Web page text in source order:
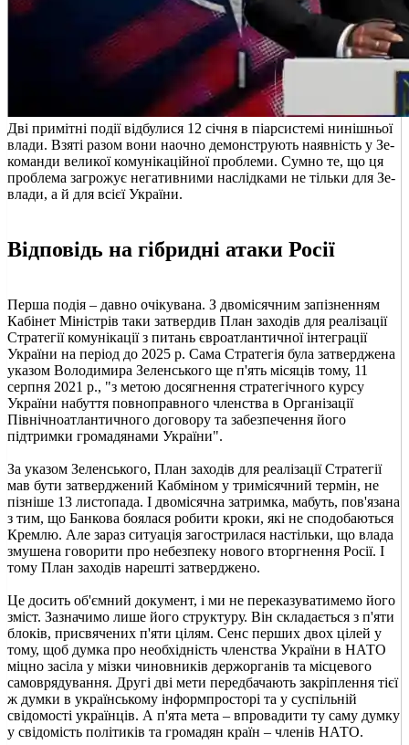
Дві примітні події відбулися 12 січня в піарсистемі нинішньої
влади. Взяті разом вони наочно демонструють наявність у Зе-
команди великої комунікаційної проблеми. Сумно те, що ця
проблема загрожує негативними наслідками не тільки для Зе-
влади, а й для всієї України.
Відповідь на гібридні атаки Росії
Перша подія – давно очікувана. З двомісячним запізненням
Кабінет Міністрів таки затвердив План заходів для реалізації
Стратегії комунікації з питань євроатлантичної інтеграції
України на період до 2025 р. Сама Стратегія була затверджена
указом Володимира Зеленського ще п'ять місяців тому, 11
серпня 2021 р., "з метою досягнення стратегічного курсу
України набуття повноправного членства в Організації
Північноатлантичного договору та забезпечення його
підтримки громадянами України".
За указом Зеленського, План заходів для реалізації Стратегії
мав бути затверджений Кабміном у тримісячний термін, не
пізніше 13 листопада. І двомісячна затримка, мабуть, пов'язана
з тим, що Банкова боялася робити кроки, які не сподобаються
Кремлю. Але зараз ситуація загострилася настільки, що влада
змушена говорити про небезпеку нового вторгнення Росії. І
тому План заходів нарешті затверджено.
Це досить об'ємний документ, і ми не переказуватимемо його
зміст. Зазначимо лише його структуру. Він складається з п'яти
блоків, присвячених п'яти цілям. Сенс перших двох цілей у
тому, щоб думка про необхідність членства України в НАТО
міцно засіла у мізки чиновників держорганів та місцевого
самоврядування. Другі дві мети передбачають закріплення тієї
ж думки в українському інформпросторі та у суспільній
свідомості українців. А п'ята мета – впровадити ту саму думку
у свідомість політиків та громадян країн – членів НАТО.